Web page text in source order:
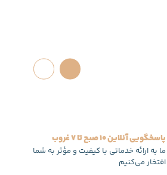
پاسخگویی آنلاین 10 صبح تا 7 غروب
ما به ارائه خدماتی با کیفیت و مؤثر به شما
افتخار می‌کنیم